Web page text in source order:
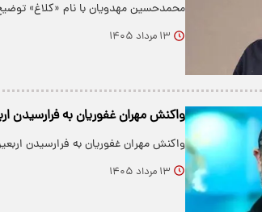
محمدحسین مهدویان با نام «کلاغ»
۱۳ مرداد ۱۴۰۵
واکنش مهران غفوریان به فرارسیدن
واکنش مهران غفوریان به فرارسیدن
۱۳ مرداد ۱۴۰۵